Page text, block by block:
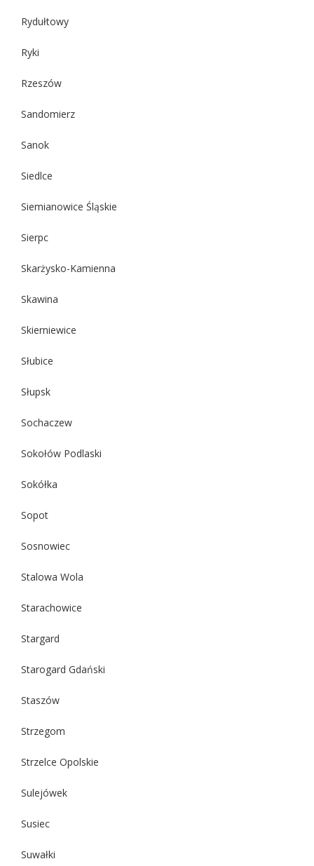
Rydułtowy
Ryki
Rzeszów
Sandomierz
Sanok
Siedlce
Siemianowice Śląskie
Sierpc
Skarżysko-Kamienna
Skawina
Skierniewice
Słubice
Słupsk
Sochaczew
Sokołów Podlaski
Sokółka
Sopot
Sosnowiec
Stalowa Wola
Starachowice
Stargard
Starogard Gdański
Staszów
Strzegom
Strzelce Opolskie
Sulejówek
Susiec
Suwałki